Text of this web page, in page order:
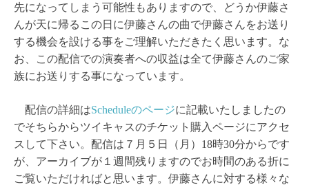
先になってしまう可能性もありますので、どうか伊藤さ
んが天に帰るこの日に伊藤さんの曲で伊藤さんをお送り
する機会を設ける事をご理解いただきたく思います。な
お、この配信での演奏者への収益は全て伊藤さんのご家
族にお送りする事になっています。
配信の詳細はScheduleのページに記載いたしましたの
でそちらからツイキャスのチケット購入ページにアクセ
スして下さい。配信は７月５日（月）18時30分からです
が、アーカイブが１週間残りますのでお時間のある折に
ご覧いただければと思います。伊藤さんに対する様々な